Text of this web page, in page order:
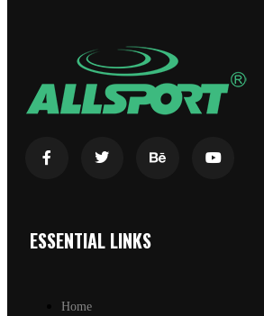
ESSENTIAL LINKS
Home